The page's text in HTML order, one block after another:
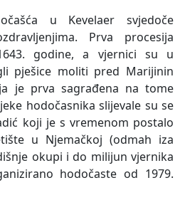
u Kevelaer svjedoče
Prva procesija
godine, a vjernici su u
pješice moliti pred Marijinin
je prva sagrađena na tome
hodočasnika slijevale su se
koji je s vremenom postalo
u Njemačkoj (odmah iza
okupi i do milijun vjernika
hodočaste od 1979.